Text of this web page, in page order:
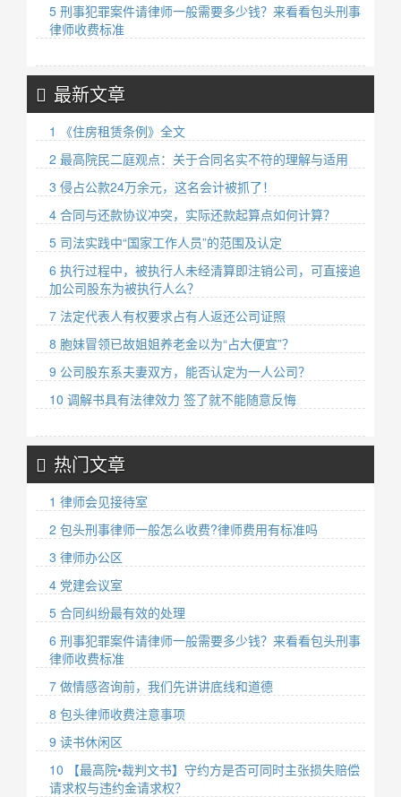
5 刑事犯罪案件请律师一般需要多少钱？来看看包头刑事
律师收费标准
最新文章
1 《住房租赁条例》全文
2 最高院民二庭观点：关于合同名实不符的理解与适用
3 侵占公款24万余元，这名会计被抓了！
4 合同与还款协议冲突，实际还款起算点如何计算？
5 司法实践中“国家工作人员”的范围及认定
6 执行过程中，被执行人未经清算即注销公司，可直接追
加公司股东为被执行人么？
7 法定代表人有权要求占有人返还公司证照
8 胞妹冒领已故姐姐养老金以为“占大便宜”？
9 公司股东系夫妻双方，能否认定为一人公司？
10 调解书具有法律效力 签了就不能随意反悔
热门文章
1 律师会见接待室
2 包头刑事律师一般怎么收费?律师费用有标准吗
3 律师办公区
4 党建会议室
5 合同纠纷最有效的处理
6 刑事犯罪案件请律师一般需要多少钱？来看看包头刑事
律师收费标准
7 做情感咨询前，我们先讲讲底线和道德
8 包头律师收费注意事项
9 读书休闲区
10 【最高院•裁判文书】守约方是否可同时主张损失赔偿
请求权与违约金请求权？